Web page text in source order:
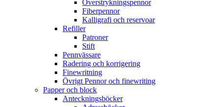
Överstrykningspennor
Fiberpennor
Kalligrafi och reservoar
Refiller
Patroner
Stift
Pennvässare
Radering och korrigering
Finewritning
Övrigt Pennor och finewriting
Papper och block
Anteckningsböcker